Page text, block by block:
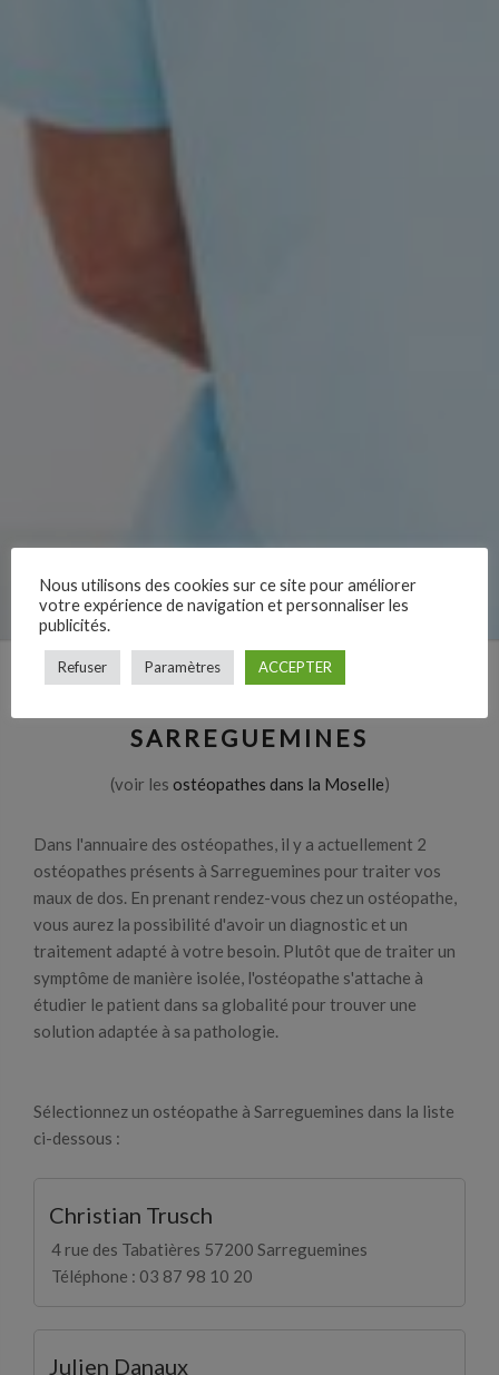
SARREGUEMINES
(voir les ostéopathes dans la Moselle)
Dans l'annuaire des ostéopathes, il y a actuellement 2
ostéopathes présents à Sarreguemines pour traiter vos
maux de dos. En prenant rendez-vous chez un ostéopathe,
vous aurez la possibilité d'avoir un diagnostic et un
traitement adapté à votre besoin. Plutôt que de traiter un
symptôme de manière isolée, l'ostéopathe s'attache à
étudier le patient dans sa globalité pour trouver une
solution adaptée à sa pathologie.
Sélectionnez un ostéopathe à Sarreguemines dans la liste
ci-dessous :
Christian Trusch
4 rue des Tabatières 57200 Sarreguemines
Téléphone : 03 87 98 10 20
Julien Danaux
Nous utilisons des cookies sur ce site pour améliorer
votre expérience de navigation et personnaliser les
publicités.
Refuser Paramètres ACCEPTER